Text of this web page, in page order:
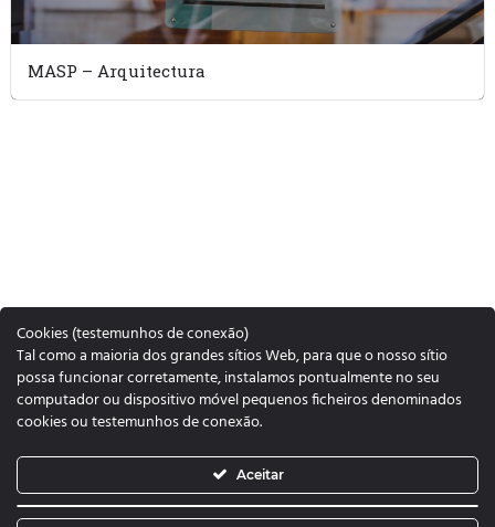
MASP – Arquitectura
Cookies (testemunhos de conexão)
Tal como a maioria dos grandes sítios Web, para que o nosso sítio
possa funcionar corretamente, instalamos pontualmente no seu
computador ou dispositivo móvel pequenos ficheiros denominados
cookies ou testemunhos de conexão.
Aceitar